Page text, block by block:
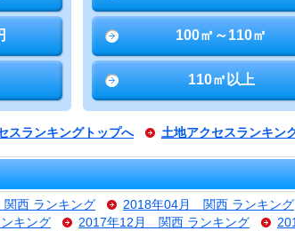
100㎡～110㎡
110㎡以上
スランキングトップへ 土地アクセスランキン
西 ランキング 2018年04月 関西 ランキング
キング 2017年12月 関西 ランキング